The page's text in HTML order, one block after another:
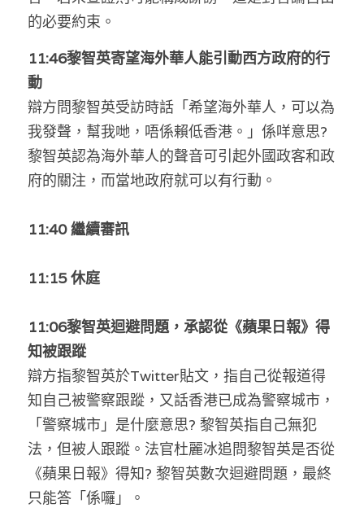
的必要約束。
11:46黎智英寄望海外華人能引動西方政府的行
動
辯方問黎智英受訪時話「希望海外華人，可以為
我發聲，幫我哋，唔係賴低香港。」係咩意思?
黎智英認為海外華人的聲音可引起外國政客和政
府的關注，而當地政府就可以有行動。
11:40 繼續審訊
11:15 休庭
11:06黎智英迴避問題，承認從《蘋果日報》得
知被跟蹤
辯方指黎智英於Twitter貼文，指自己從報道得
知自己被警察跟蹤，又話香港已成為警察城市，
「警察城市」是什麼意思? 黎智英指自己無犯
法，但被人跟蹤。法官杜麗冰追問黎智英是否從
《蘋果日報》得知? 黎智英數次迴避問題，最終
只能答「係囉」。